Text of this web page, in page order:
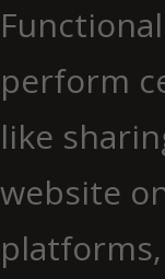
perform
like
website